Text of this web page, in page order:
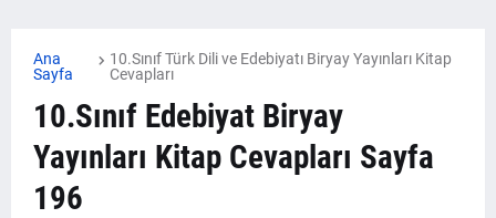
Ana
Sayfa
10.Sınıf Türk Dili ve Edebiyatı Biryay Yayınları Kitap
Cevapları
10.Sınıf Edebiyat Biryay
Yayınları Kitap Cevapları Sayfa
196